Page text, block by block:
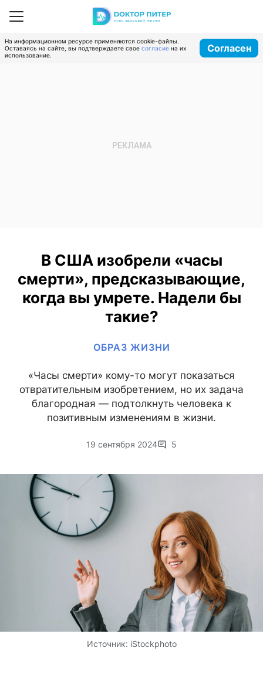
На информационном ресурсе применяются cookie-файлы.
Оставаясь на сайте, вы подтверждаете свое согласие на их
использование.
Согласен
В США изобрели «часы
смерти», предсказывающие,
когда вы умрете. Надели бы
такие?
ОБРАЗ ЖИЗНИ
«Часы смерти» кому-то могут показаться
отвратительным изобретением, но их задача
благородная — подтолкнуть человека к
позитивным изменениям в жизни.
19 сентября 2024 5
Источник: iStockphoto